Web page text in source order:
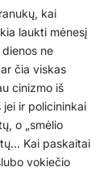
kai
laukti mėnesį
ne
čia viskas
cinizmo iš
jei ir policininkai
o „smėlio
Kai paskaitai
vokiečio